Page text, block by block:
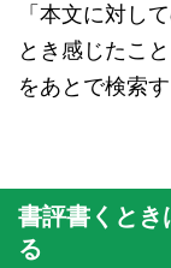
「本文に対し
とき感じたこ
をあとで検索
書評書くと
る